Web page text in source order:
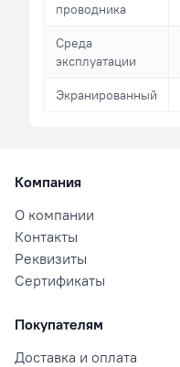
проводника
Среда
эксплуатации
Экранированный
Компания
О компании
Контакты
Реквизиты
Сертификаты
Покупателям
Доставка и оплата